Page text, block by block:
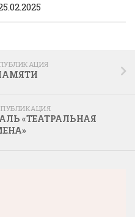
«ТЕАТРАЛЬНАЯ